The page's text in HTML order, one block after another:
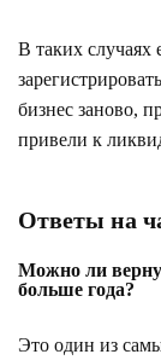
В таких
бизнес заново,
привели к
Ответы на
Можно ли
больше года?
Это один из